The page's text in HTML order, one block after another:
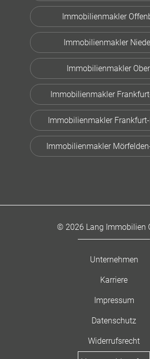
Immobilienmakler
Immobilienmakler
Immobilienmakler
Immobilienmakler
Immobilienmakler
Immobilienmakler
© 2026 Lang Immobilien
Unternehmen
Karriere
Impressum
Datenschutz
Widerrufsrecht